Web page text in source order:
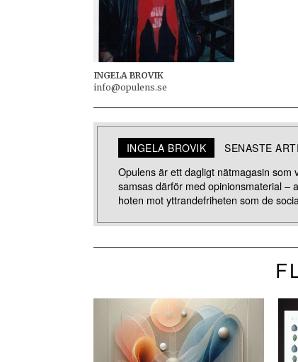
INGELA BROVIK
info@opulens.se
INGELA BROVIK SENASTE
Opulens är ett dagligt nätmagasin som
samsas därför med opinionsmaterial –
hoten mot yttrandefriheten som de